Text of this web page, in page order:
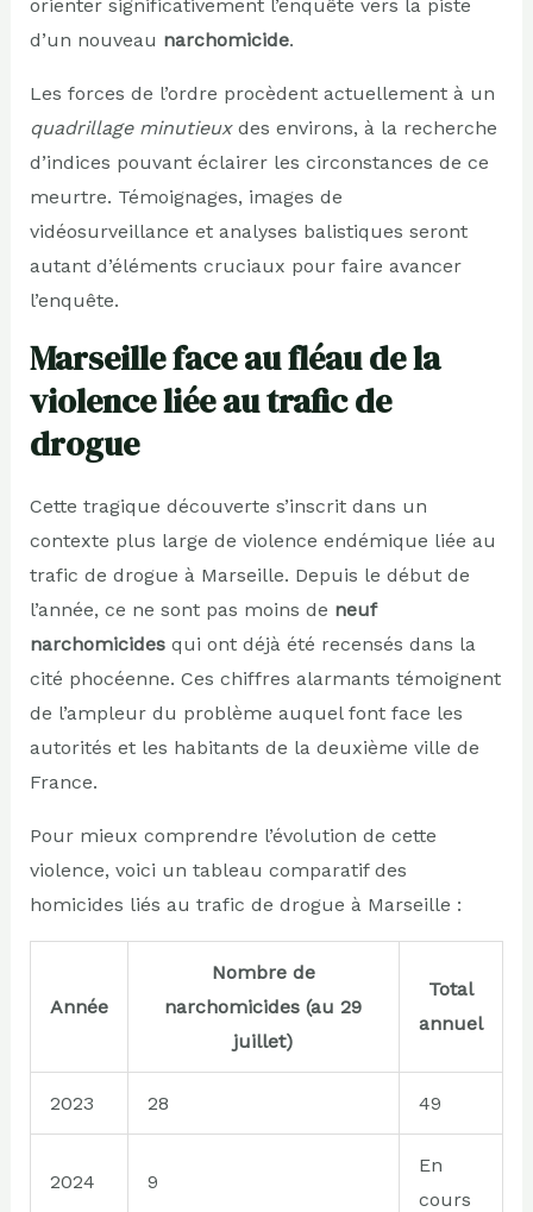
orienter significativement l’enquête vers la piste
d’un nouveau narchomicide.
Les forces de l’ordre procèdent actuellement à un
quadrillage minutieuxdes environs, à la recherche
d’indices pouvant éclairer les circonstances de ce
meurtre. Témoignages, images de
vidéosurveillance et analyses balistiques seront
autant d’éléments cruciaux pour faire avancer
l’enquête.
Marseille face au fléau de la
violence liée au trafic de
drogue
Cette tragique découverte s’inscrit dans un
contexte plus large de violence endémique liée au
trafic de drogue à Marseille. Depuis le début de
l’année, ce ne sont pas moins de neuf
narchomicidesqui ont déjà été recensés dans la
cité phocéenne. Ces chiffres alarmants témoignent
de l’ampleur du problème auquel font face les
autorités et les habitants de la deuxième ville de
France.
Pour mieux comprendre l’évolution de cette
violence, voici un tableau comparatif des
homicides liés au trafic de drogue à Marseille :
Année
Nombre de
narchomicides (au 29
juillet)
Total
annuel
2023 28 49
2024 9
En
cours